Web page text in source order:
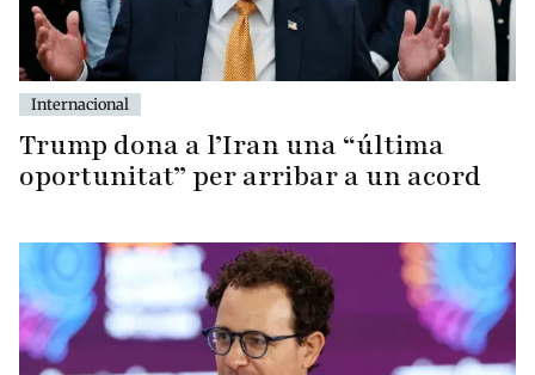
Internacional
Trump dona a l’Iran una “última
oportunitat” per arribar a un acord